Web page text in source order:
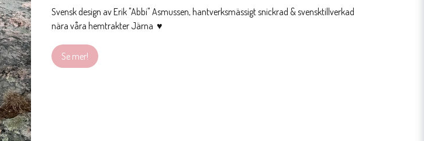
Svensk design av Erik "Abbi" Asmussen, hantverksmässigt snickrad & svensktillverkad
nära våra hemtrakter Järna ♥
Se mer!